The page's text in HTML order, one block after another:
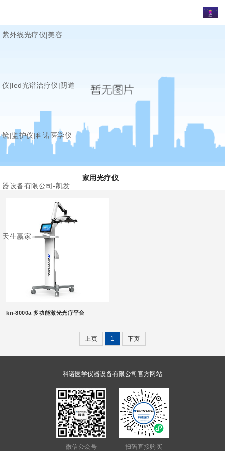
紫外线光疗仪|美容
仪|led光谱治疗仪|阴道
镜|监护仪|科诺医学仪
器设备有限公司-凯发
天生赢家
家用光疗仪
kn-8000a 多功能激光光疗平台
上页 1 下页
科诺医学仪器设备有限公司官方网站
微信公众号 扫码直接购买